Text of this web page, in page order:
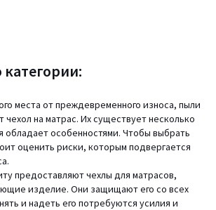
места от преждевременного износа, пыли
на матрас. Их существует несколько
обладает особенностями. Чтобы выбрать
оценить риски, которым подвергается
предоставляют чехлы для матрасов,
изделие. Они защищают его со всех
и надеть его потребуются усилия и